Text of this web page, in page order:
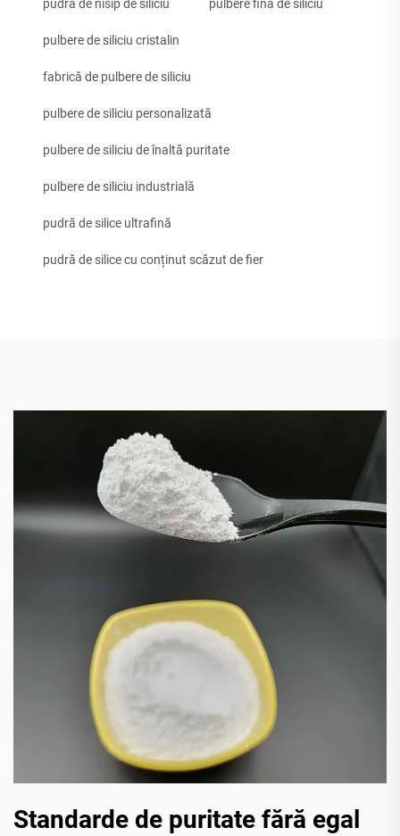
pudră de nisip de siliciu pulbere fină de siliciu
pulbere de siliciu cristalin
fabrică de pulbere de siliciu
pulbere de siliciu personalizată
pulbere de siliciu de înaltă puritate
pulbere de siliciu industrială
pudră de silice ultrafină
pudră de silice cu conținut scăzut de fier
Standarde de puritate fără egal